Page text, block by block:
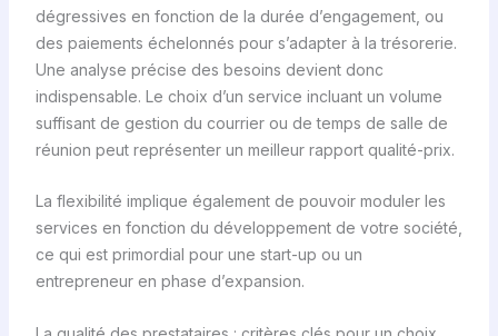
dégressives en fonction de la durée d’engagement, ou
des paiements échelonnés pour s’adapter à la trésorerie.
Une analyse précise des besoins devient donc
indispensable. Le choix d’un service incluant un volume
suffisant de gestion du courrier ou de temps de salle de
réunion peut représenter un meilleur rapport qualité-prix.
La flexibilité implique également de pouvoir moduler les
services en fonction du développement de votre société,
ce qui est primordial pour une start-up ou un
entrepreneur en phase d’expansion.